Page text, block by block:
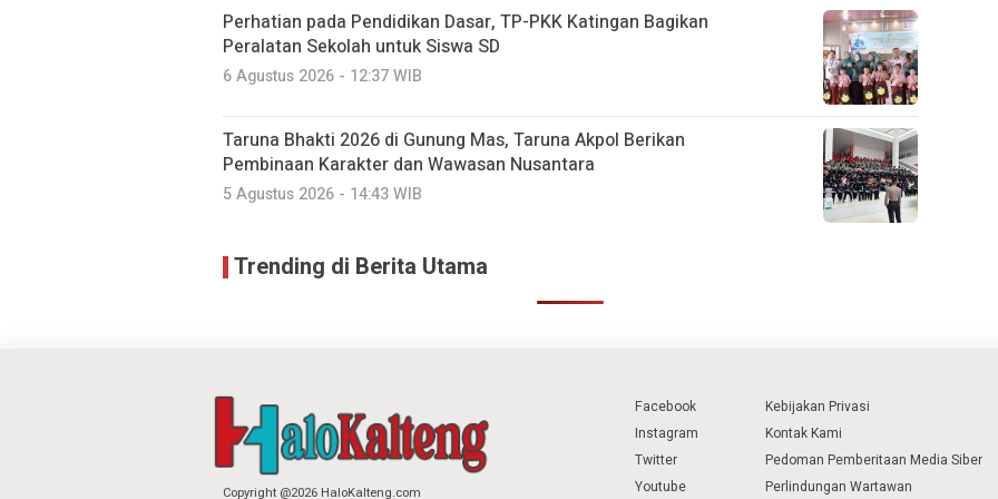
Perhatian pada Pendidikan Dasar, TP-PKK Katingan Bagikan
Peralatan Sekolah untuk Siswa SD
6 Agustus 2026 - 12:37 WIB
Taruna Bhakti 2026 di Gunung Mas, Taruna Akpol Berikan
Pembinaan Karakter dan Wawasan Nusantara
5 Agustus 2026 - 14:43 WIB
Trending di Berita Utama
Copyright @2026 HaloKalteng.com
Facebook
Instagram
Twitter
Youtube
Kebijakan Privasi
Kontak Kami
Pedoman Pemberitaan Media Siber
Perlindungan Wartawan